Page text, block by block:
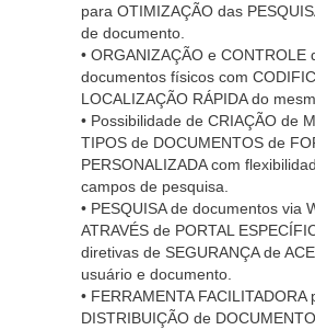
para OTIMIZAÇÃO das
de documento.
• ORGANIZAÇÃO e CONTROLE
documentos físicos com
LOCALIZAÇÃO RÁPIDA do
• Possibilidade de CRIAÇÃO de
TIPOS de DOCUMENTOS de
PERSONALIZADA com
campos de pesquisa.
• PESQUISA de documentos via
ATRAVÉS de PORTAL
diretivas de SEGURANÇA de
usuário e documento.
• FERRAMENTA FACILITADORA
DISTRIBUIÇÃO de